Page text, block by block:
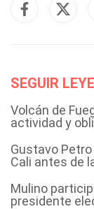
SEGUIR
Volcán de
actividad y
Gustavo
Cali antes de
Mulino
presidente